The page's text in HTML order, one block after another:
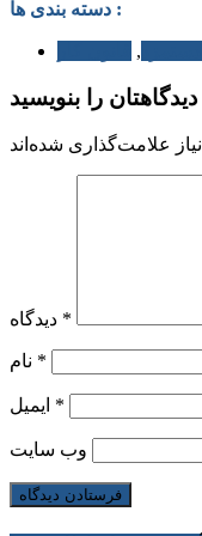
دسته بندی ها :
,
دیدگاهتان را بنویسید
*
*
*
وب‌ سایت